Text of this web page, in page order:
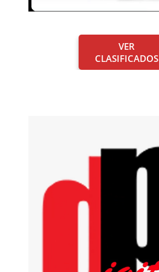
VER
CLASIFICADOS